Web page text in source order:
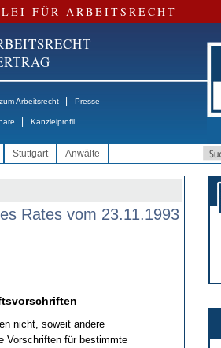
FÜR ARBEITSRECHT
Arbeitsrecht Presse
Kanzleiprofil
Stuttgart Anwälte
Rates vom 23.11.1993
nicht, soweit andere
Vorschriften für bestimmte